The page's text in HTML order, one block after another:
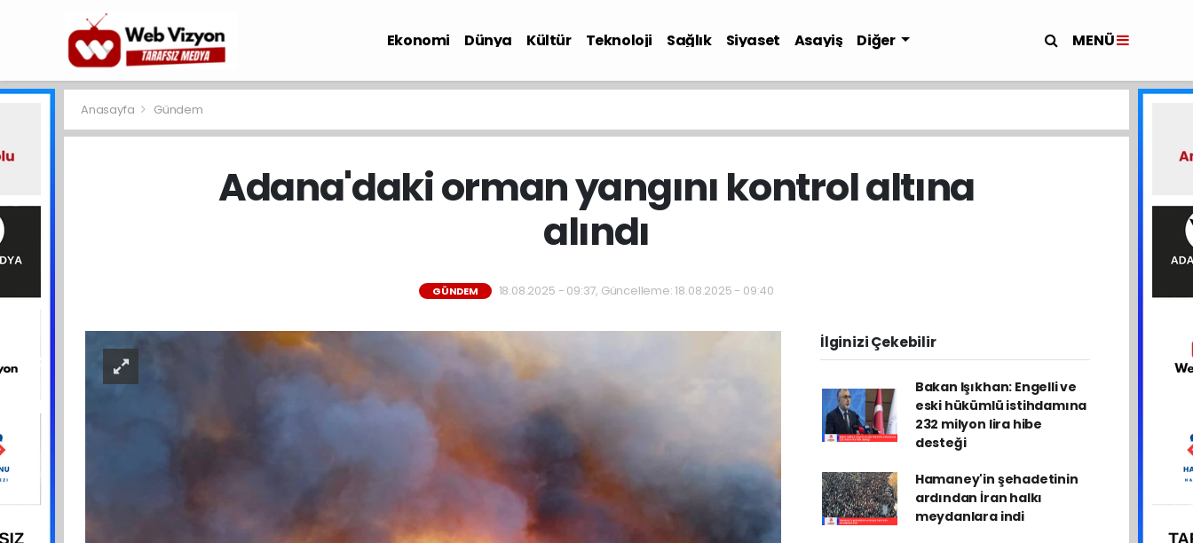
Ekonomi Dünya Kültür Teknoloji Sağlık Siyaset Asayiş Diğer MENÜ
Anasayfa Gündem
Adana'daki orman yangını kontrol altına
alındı
GÜNDEM 18.08.2025 - 09:37, Güncelleme: 18.08.2025 - 09:40
İlginizi Çekebilir
Bakan Işıkhan: Engelli ve
eski hükümlü istihdamına
232 milyon lira hibe
desteği
Hamaney'in şehadetinin
ardından İran halkı
meydanlara indi